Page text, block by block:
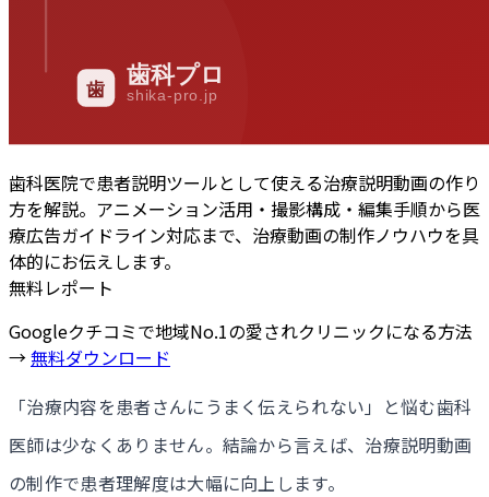
歯科医院で患者説明ツールとして使える治療説明動画の作り
方を解説。アニメーション活用・撮影構成・編集手順から医
療広告ガイドライン対応まで、治療動画の制作ノウハウを具
体的にお伝えします。
無料レポート
Googleクチコミで地域No.1の愛されクリニックになる方法
→無料ダウンロード
「治療内容を患者さんにうまく伝えられない」と悩む歯科
医師は少なくありません。結論から言えば、治療説明動画
の制作で患者理解度は大幅に向上します。